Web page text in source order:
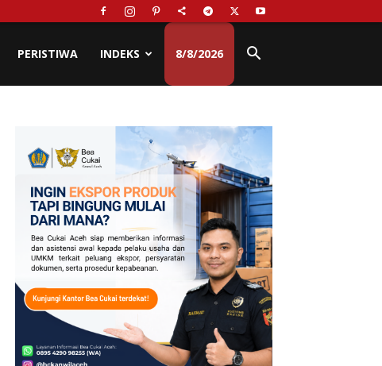
PERISTIWA INDEKS 8/8/2026